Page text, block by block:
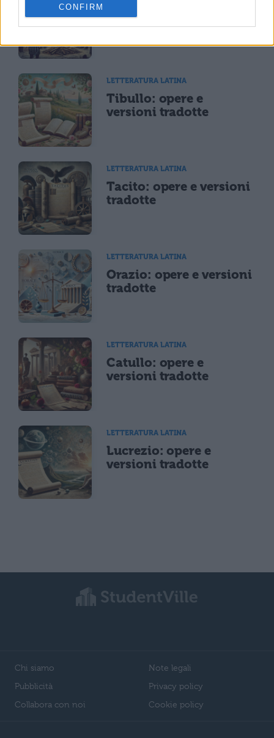
CONFIRM
Libro 11 Eneide
LETTERATURA LATINA
Tibullo: opere e
versioni tradotte
LETTERATURA LATINA
Tacito: opere e versioni
tradotte
LETTERATURA LATINA
Orazio: opere e versioni
tradotte
LETTERATURA LATINA
Catullo: opere e
versioni tradotte
LETTERATURA LATINA
Lucrezio: opere e
versioni tradotte
Chi siamo
Pubblicità
Collabora con noi
Note legali
Privacy policy
Cookie policy